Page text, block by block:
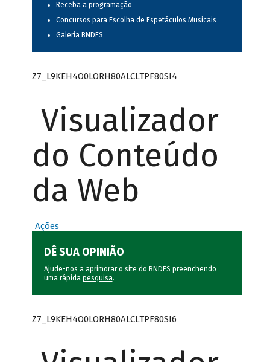
Receba a programação
Concursos para Escolha de Espetáculos Musicais
Galeria BNDES
Z7_L9KEH4O0LORH80ALCLTPF80SI4
Visualizador
do Conteúdo
da Web
Ações
DÊ SUA OPINIÃO
Ajude-nos a aprimorar o site do BNDES preenchendo
uma rápida pesquisa.
Z7_L9KEH4O0LORH80ALCLTPF80SI6